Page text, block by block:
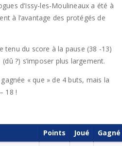
d’Issy-les-Moulineaux a été à
à l’avantage des protégés de
tenu du score à la pause (38 -13)
?) s’imposer plus largement.
« que » de 4 buts, mais la
18 !
Points Joué Gagné